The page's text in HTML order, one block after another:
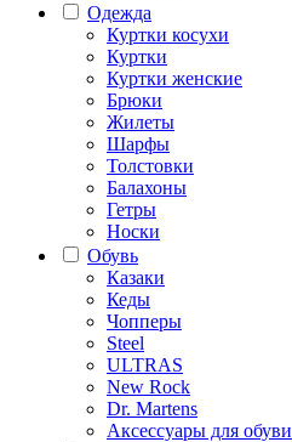
Одежда
Куртки косухи
Куртки
Куртки женские
Брюки
Жилеты
Шарфы
Толстовки
Балахоны
Гетры
Носки
Обувь
Казаки
Кеды
Чопперы
Steel
ULTRAS
New Rock
Dr. Martens
Аксессуары для обуви